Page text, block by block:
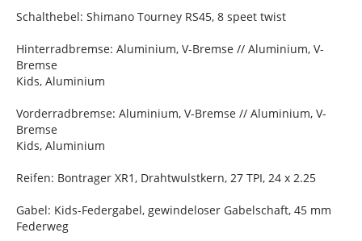
Schalthebel: Shimano Tourney RS45, 8 speet twist
Hinterradbremse: Aluminium, V-Bremse // Aluminium, V-
Bremse
Kids, Aluminium
Vorderradbremse: Aluminium, V-Bremse // Aluminium, V-
Bremse
Kids, Aluminium
Reifen: Bontrager XR1, Drahtwulstkern, 27 TPI, 24 x 2.25
Gabel: Kids-Federgabel, gewindeloser Gabelschaft, 45 mm
Federweg